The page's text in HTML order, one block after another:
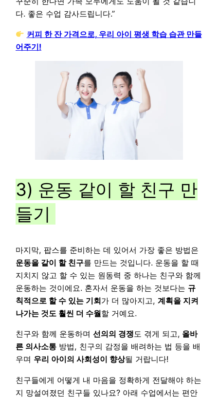
다. 좋은 수업 감사드립니다.”
커피 한 잔 가격으로, 우리 아이 평생 학습 습관 만들
어주기!
3) 운동 같이 할 친구 만
들기
마지막, 팝스를 준비하는 데 있어서 가장 좋은 방법은
운동을 같이 할 친구를 만드는 것입니다. 운동을 할 때
지치지 않고 할 수 있는 원동력 중 하나는 친구와 함께
운동하는 것이에요. 혼자서 운동을 하는 것보다는 규
칙적으로 할 수 있는 기회가 더 많아지고, 계획을 지켜
나가는 것도 훨씬 더 수월할 거예요.
친구와 함께 운동하며 선의의 경쟁도 겪게 되고, 올바
른 의사소통 방법, 친구의 감정을 배려하는 법 등을 배
우며 우리 아이의 사회성이 향상될 거랍니다!
친구들에게 어떻게 내 마음을 정확하게 전달해야 하는
지 망설여졌던 친구들 있나요? 아래 수업에서는 편안